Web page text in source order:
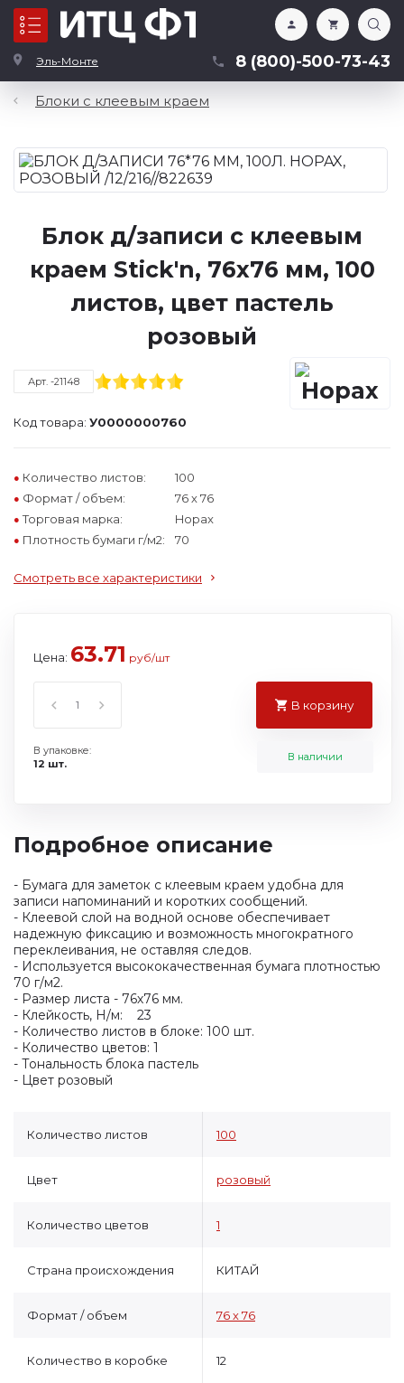
Эль-Монте 8 (800)-500-73-43
Каталог
Блоки с клеевым краем
Блок д/записи с клеевым
краем Stick'n, 76х76 мм, 100
листов, цвет пастель
розовый
Арт. -21148
Код товара: У0000000760
Количество листов:
Формат / объем:
Торговая марка:
Плотность бумаги г/м2:
100
76 х 76
Hopax
70
Смотреть все характеристики
Цена: 63.71 руб/шт
В корзину
В упаковке:
12 шт.
В наличии
Подробное описание
- Бумага для заметок с клеевым краем удобна для
записи напоминаний и коротких сообщений.
- Клеевой слой на водной основе обеспечивает
надежную фиксацию и возможность многократного
переклеивания, не оставляя следов.
- Используется высококачественная бумага плотностью
70 г/м2.
- Размер листа - 76х76 мм.
- Клейкость, Н/м: 23
- Количество листов в блоке: 100 шт.
- Количество цветов: 1
- Тональность блока пастель
- Цвет розовый
Количество листов 100
Цвет розовый
Количество цветов 1
Страна происхождения КИТАЙ
Формат / объем 76 х 76
Количество в коробке 12